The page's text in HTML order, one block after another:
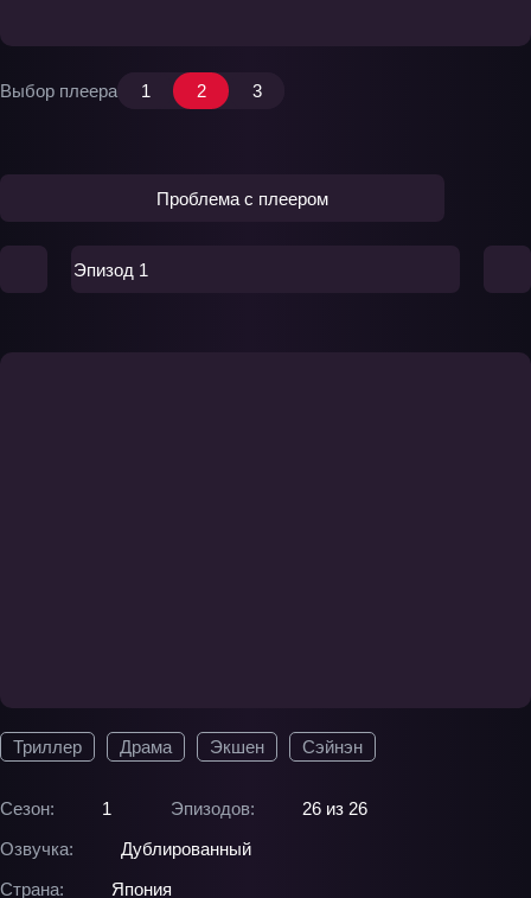
Триллер Драма Экшен Сэйнэн
Сезон: 1 Эпизодов:
26 из 26
Озвучка:
Дублированный
Страна:
Япония
Выбор плеера 1 2 3
Проблема с плеером
Эпизод 1